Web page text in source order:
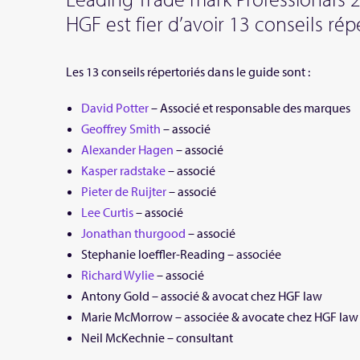
HGF est fier d’avoir 13 conseils
Les 13 conseils répertoriés dans le guide sont :
David Potter– Associé et responsable des marques
Geoffrey Smith – associé
Alexander Hagen– associé
Kasper radstake– associé
Pieter de Ruijter– associé
Lee Curtis– associé
Jonathan thurgood – associé
Stephanie loeffler-Reading – associée
Richard Wylie– associé
Antony Gold – associé & avocat chez HGF law
Marie McMorrow – associée & avocate chez HGF law
Neil McKechnie – consultant